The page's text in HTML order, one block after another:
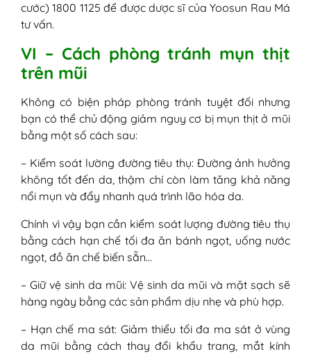
cước) 1800 1125 để được dược sĩ của Yoosun Rau Má
tư vấn.
VI – Cách phòng tránh mụn thịt
trên mũi
Không có biện pháp phòng tránh tuyệt đối nhưng
bạn có thể chủ động giảm nguy cơ bị mụn thịt ở mũi
bằng một số cách sau:
– Kiểm soát lường đường tiêu thụ: Đường ảnh hưởng
không tốt đến da, thậm chí còn làm tăng khả năng
nổi mụn và đẩy nhanh quá trình lão hóa da.
Chính vì vậy bạn cần kiểm soát lượng đường tiêu thụ
bằng cách hạn chế tối đa ăn bánh ngọt, uống nước
ngọt, đồ ăn chế biến sẵn…
– Giữ vệ sinh da mũi: Vệ sinh da mũi và mặt sạch sẽ
hàng ngày bằng các sản phẩm dịu nhẹ và phù hợp.
– Hạn chế ma sát: Giảm thiểu tối đa ma sát ở vùng
da mũi bằng cách thay đổi khẩu trang, mắt kính